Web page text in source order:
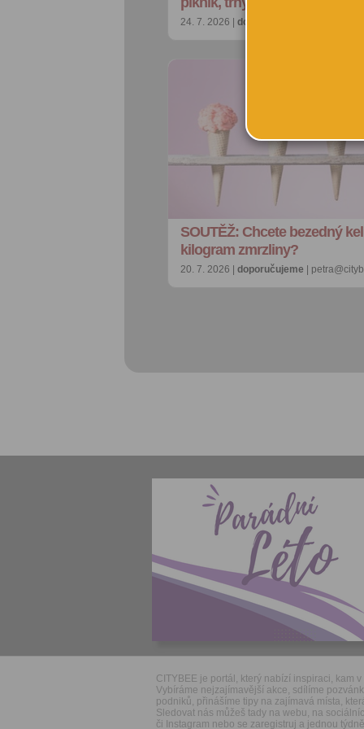
24. 7. 2026 | doporučujeme
SOUTĚŽ: Chcete bezedný
kilogram zmrzliny?
20. 7. 2026 | doporučujeme |
CITYBEE je portál, který nabízí inspiraci, kam v
Vybíráme nejzajímavější akce, sdílíme
podniků, přinášíme tipy na zajímavá místa,
Sledovat nás můžeš tady na webu, na
či Instagram nebo se zaregistruj a jednou